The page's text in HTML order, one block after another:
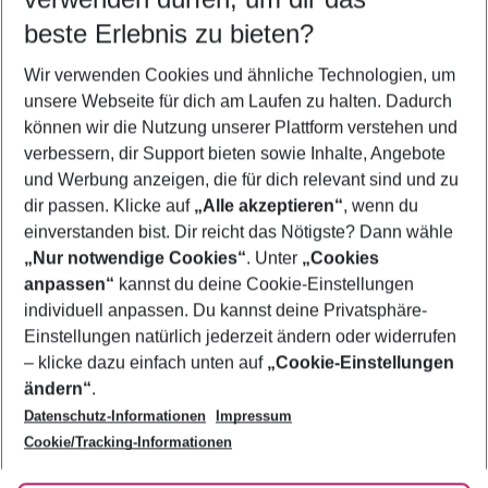
5-8 Nächte
2 Erwachsene Keine Kinder
Mehr Filter anzeigen
Footer
Footer navigation
Über uns
AGB
Bestpreisgarantie
Cookie-Einstellungen ändern
Cookie-Richtlinie
Agenturbetreuung
Barrierefreies Reisen
Folge uns
beste Erlebnis zu bieten?
Wir verwenden Cookies und ähnliche Technologien, um
unsere Webseite für dich am Laufen zu halten. Dadurch
können wir die Nutzung unserer Plattform verstehen und
verbessern, dir Support bieten sowie Inhalte, Angebote
und Werbung anzeigen, die für dich relevant sind und zu
dir passen. Klicke auf „Alle akzeptieren“, wenn du
einverstanden bist. Dir reicht das Nötigste? Dann wähle
„Nur notwendige Cookies“. Unter „Cookies
anpassen“ kannst du deine Cookie-Einstellungen
individuell anpassen. Du kannst deine Privatsphäre-
Einstellungen natürlich jederzeit ändern oder widerrufen
– klicke dazu einfach unten auf „Cookie-Einstellungen
ändern“.
Datenschutz-Informationen
Impressum
Cookie/Tracking-Informationen